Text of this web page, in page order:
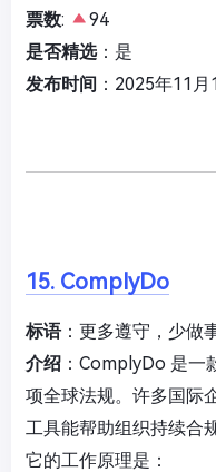
票数:
94
是否精选：是
发布时间 ：2025年11
15. ComplyDo
标语：更多遵守，少做
介绍 ：ComplyDo 是一
项全球法规。许多国际
工具能帮助组织持续合
它的工作原理是：